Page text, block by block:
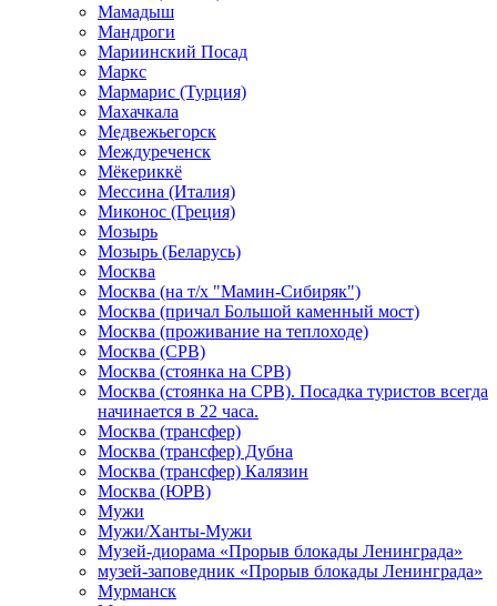
Мамадыш
Мандроги
Мариинский Посад
Маркс
Мармарис (Турция)
Махачкала
Медвежьегорск
Междуреченск
Мёкериккё
Мессина (Италия)
Миконос (Греция)
Мозырь
Мозырь (Беларусь)
Москва
Москва (на т/х "Мамин-Сибиряк")
Москва (причал Большой каменный мост)
Москва (проживание на теплоходе)
Москва (СРВ)
Москва (стоянка на СРВ)
Москва (стоянка на СРВ). Посадка туристов всегда
начинается в 22 часа.
Москва (трансфер)
Москва (трансфер) Дубна
Москва (трансфер) Калязин
Москва (ЮРВ)
Мужи
Мужи/Ханты-Мужи
Музей-диорама «Прорыв блокады Ленинграда»
музей-заповедник «Прорыв блокады Ленинграда»
Мурманск